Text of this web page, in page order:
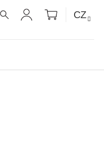
PŘIHLÁŠENÍ
NÁKUPNÍ
KOŠÍK
CZ